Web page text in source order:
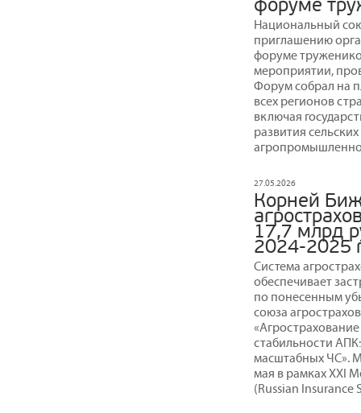
форуме
Национальный
приглашению
форуме
мероприятии,
Форум собрал на
всех регионов
включая
развития
27.05.2026
Корней
17,7 млрд
2024-2025
Система
обеспечивает
по понесенным
союза
стабильности
масштабных ЧС».
мая в рамках XXI
(Russian Insurance